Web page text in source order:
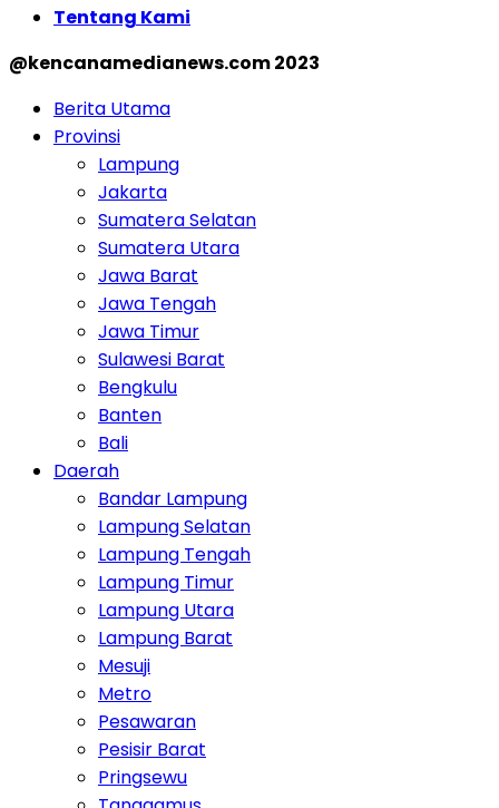
Tentang Kami
@kencanamedianews.com 2023
Berita Utama
Provinsi
Lampung
Jakarta
Sumatera Selatan
Sumatera Utara
Jawa Barat
Jawa Tengah
Jawa Timur
Sulawesi Barat
Bengkulu
Banten
Bali
Daerah
Bandar Lampung
Lampung Selatan
Lampung Tengah
Lampung Timur
Lampung Utara
Lampung Barat
Mesuji
Metro
Pesawaran
Pesisir Barat
Pringsewu